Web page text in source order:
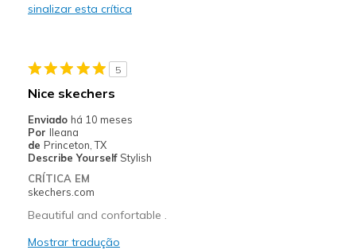
sinalizar esta crítica
5
Nice skechers
Enviado há 10 meses
Por Ileana
de Princeton, TX
Describe Yourself Stylish
CRÍTICA EM
skechers.com
Beautiful and confortable .
Mostrar tradução